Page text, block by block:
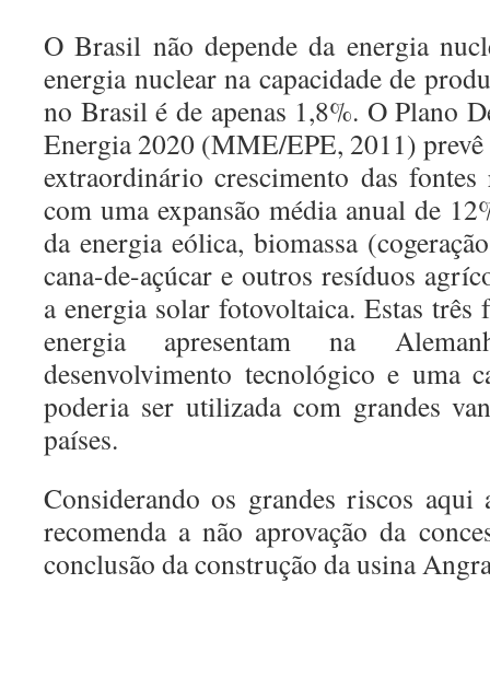
O Brasil não depende da energia
energia nuclear na capacidade de
no Brasil é de apenas 1,8%. O Plano
Energia 2020 (MME/EPE, 2011)
extraordinário crescimento das fontes
com uma expansão média anual de
da energia eólica, biomassa
cana-de-açúcar e outros resíduos
a energia solar fotovoltaica. Estas três
energia apresentam na
desenvolvimento tecnológico e uma
poderia ser utilizada com grandes
países.
Considerando os grandes riscos aqui
recomenda a não aprovação da
conclusão da construção da usina